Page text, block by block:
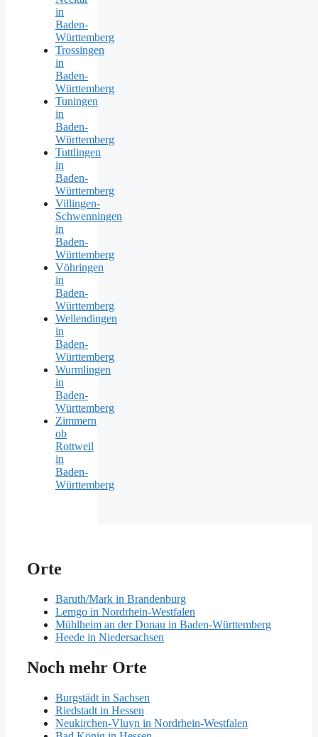
in
Baden-
Württemberg
Trossingen
in
Baden-
Württemberg
Tuningen
in
Baden-
Württemberg
Tuttlingen
in
Baden-
Württemberg
Villingen-
Schwenningen
in
Baden-
Württemberg
Vöhringen
in
Baden-
Württemberg
Wellendingen
in
Baden-
Württemberg
Wurmlingen
in
Baden-
Württemberg
Zimmern
ob
Rottweil
in
Baden-
Württemberg
Orte
Baruth/Mark in Brandenburg
Lemgo in Nordrhein-Westfalen
Mühlheim an der Donau in Baden-Württemberg
Heede in Niedersachsen
Noch mehr Orte
Burgstädt in Sachsen
Riedstadt in Hessen
Neukirchen-Vluyn in Nordrhein-Westfalen